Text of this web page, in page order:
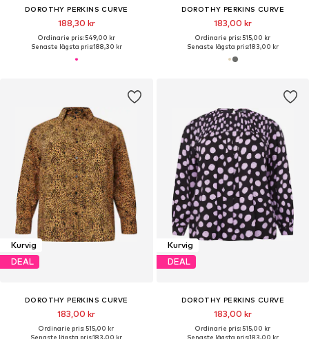
DOROTHY PERKINS CURVE
188,30 kr
Ordinarie pris: 549,00 kr
Senaste lägsta pris:188,30 kr
DOROTHY PERKINS CURVE
183,00 kr
Ordinarie pris: 515,00 kr
Senaste lägsta pris:183,00 kr
Kurvig
DEAL
DOROTHY PERKINS CURVE
183,00 kr
Ordinarie pris: 515,00 kr
Senaste lägsta pris:183,00 kr
Kurvig
DEAL
DOROTHY PERKINS CURVE
183,00 kr
Ordinarie pris: 515,00 kr
Senaste lägsta pris:183,00 kr